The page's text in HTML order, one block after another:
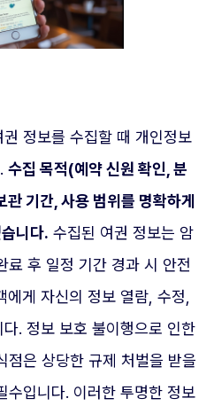
정보를 수집할 때 개인정보
수집 목적(예약 신원 확인, 분
기간, 사용 범위를 명확하게
니다. 수집된 여권 정보는 암
료 후 일정 기간 경과 시 안전
게 자신의 정보 열람, 수정,
. 정보 보호 불이행으로 인한
점은 상당한 규제 처벌을 받을
수입니다. 이러한 투명한 정보